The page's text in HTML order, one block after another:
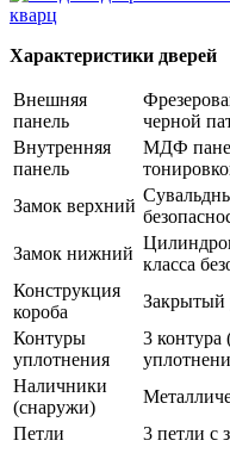
Характеристики дверей
Внешняя
панель
черной
Внутренняя
панель
МДФ
Замок верхний
Замок нижний
класса
Конструкция
короба
Закрытый
Контуры
уплотнения
3 контура
Наличники
(снаружи)
Петли
3 петли с